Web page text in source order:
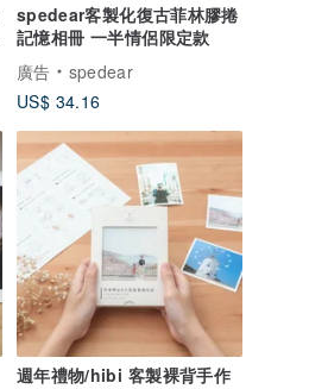
spedear客製化復古菲林膠捲
記憶相冊 一半情侶限定款
廣告
spedear
US$ 34.16
週年禮物/hibi 客製裸背手作